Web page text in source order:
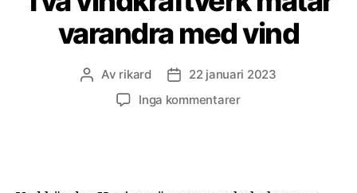
varandra med vind
Inläggsförfattare
Av rikard Inläggsdatum
22 januari 2023
Inga kommentarertill